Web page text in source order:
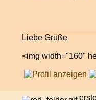
Liebe Grüße
<img width="160"